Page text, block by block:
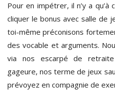
Pour en impétrer, il n’y a
cliquer le bonus avec salle de
toi-même préconisons
des vocable et arguments.
via nos escarpé de
gageure, nos terme de jeux
prévoyez en compagnie de